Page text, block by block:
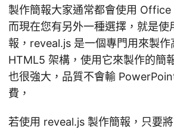
製作簡報大家通常都會使用 Office
而現在您有另外一種選擇，就是使
報，reveal.js 是一個專門用來製作
HTML5 架構，使用它來製作的簡
也很強大，品質不會輸
費，
若使用 reveal.js 製作簡報，只要